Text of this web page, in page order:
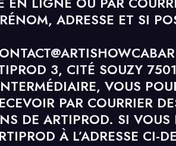
ADRESSE ET SI
3, CITÉ SOUZY
VOUS
PAR COURRIER
DE ARTIPROD. SI
À L’ADRESSE CI-